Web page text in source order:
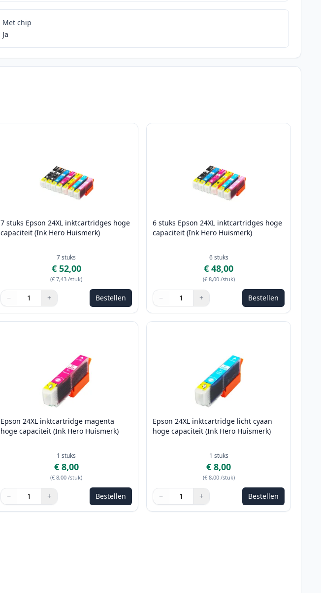
Met chip
Ja
7 stuks Epson 24XL inktcartridges hoge
capaciteit (Ink Hero Huismerk)
7stuks
€ 52,00
(€ 7,43 /stuk)
Aantal
Gebruik de knoppen om aan te passen
− +
Aantal 1 Bestellen
6 stuks Epson 24XL inktcartridges hoge
capaciteit (Ink Hero Huismerk)
6stuks
€ 48,00
(€ 8,00 /stuk)
Aantal
Gebruik de knoppen om aan te passen
− +
Aantal 1 Bestellen
Epson 24XL inktcartridge magenta
hoge capaciteit (Ink Hero Huismerk)
1 stuks
€ 8,00
(€ 8,00 /stuk)
Aantal
Gebruik de knoppen om aan te passen
− +
Aantal 1 Bestellen
Epson 24XL inktcartridge licht cyaan
hoge capaciteit (Ink Hero Huismerk)
1 stuks
€ 8,00
(€ 8,00 /stuk)
Aantal
Gebruik de knoppen om aan te passen
− +
Aantal 1 Bestellen